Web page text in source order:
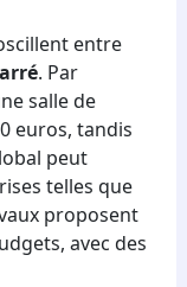
entre
. Par
salle de
euros, tandis
peut
telles que
proposent
avec des